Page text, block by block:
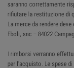
saranno correttamente
rifiutare la restituzione di
La merce da rendere
Eboli, snc – 84022
I rimborsi verranno
per l'acquisto. Le spese